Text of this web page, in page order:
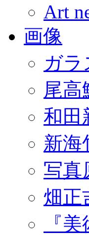
Art
画像
ガラ
尾高
和田
新海
写真
畑正
『